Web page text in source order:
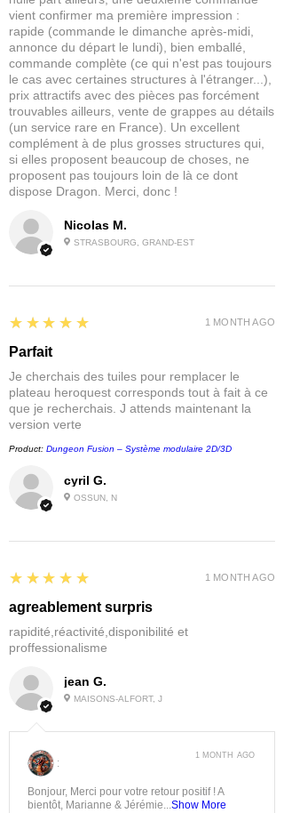
point de départ pour une peinture plus
professionnelle.
Ces peintures ont été conçues dans un
pot de 60ml afin que vous ayez assez
de produit pour peindre des armées
entières avec facilité.
Contenu : 1x Dipping Ink en 60ml
Nicolas M.
STRASBOURG, GRAND-EST
vient confirmer ma première impression :
rapide (commande le dimanche après-midi,
annonce du départ le lundi), bien emballé,
commande complète (ce qui n'est pas toujours
le cas avec certaines structures à l'étranger...),
prix attractifs avec des pièces pas forcément
trouvables ailleurs, vente de grappes au détails
(un service rare en France). Un excellent
complément à de plus grosses structures qui,
si elles proposent beaucoup de choses, ne
proposent pas toujours loin de là ce dont
dispose Dragon. Merci, donc !
cyril G.
OSSUN, N
5
★★★★★
Parfait
Je cherchais des tuiles pour remplacer le
plateau heroquest corresponds tout à fait à ce
que je recherchais. J attends maintenant la
version verte
Product: Dungeon Fusion – Système modulaire 2D/3D
1 MONTH AGO
jean G.
MAISONS-ALFORT, J
5
★★★★★
agreablement surpris
rapidité,réactivité,disponibilité et
proffessionalisme
1 MONTH AGO
:
Bonjour, Merci pour votre retour positif ! A
bientôt, Marianne & Jérémie...Show More
1 MONTH AGO